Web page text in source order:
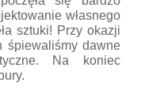
własnego
sztuki! Przy okazji
śpiewaliśmy dawne
Na koniec